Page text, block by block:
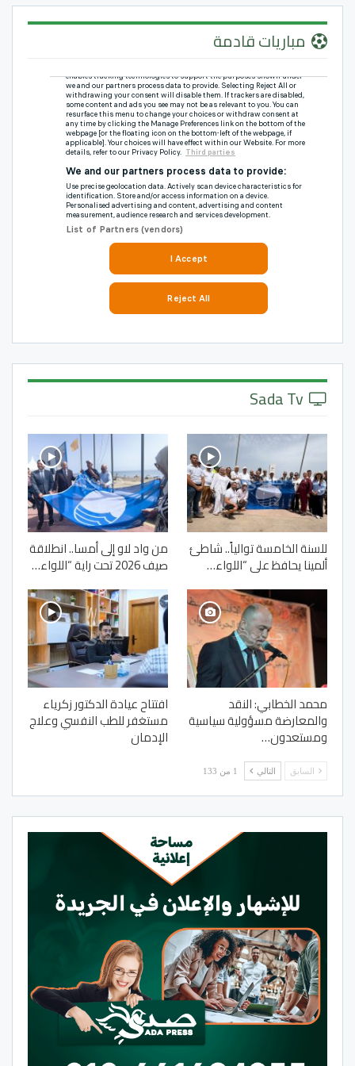
مباريات قادمة
للسنة الخامسة توالياً.. شاطئ
ألمينا يحافظ على “اللواء…
من واد لاو إلى أمسا.. انطلاقة
صيف 2026 تحت راية “اللواء…
محمد الخطابي: النقد
والمعارضة مسؤولية سياسية
ومستعدون…
افتتاح عيادة الدكتور زكرياء
مستغفر للطب النفسي وعلاج
الإدمان
السابق التالي 1 من 133